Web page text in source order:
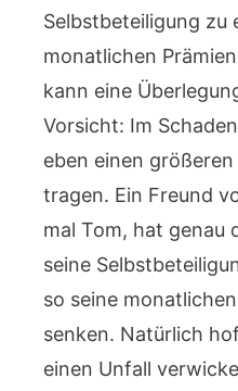
Selbstbeteiligung zu
monatlichen
kann eine
Vorsicht: Im
eben einen
tragen. Ein Freund
mal Tom, hat genau
seine
so seine
senken. Natürlich
einen Unfall